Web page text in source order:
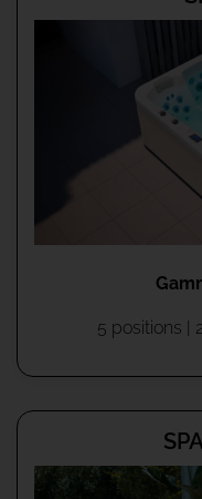
5 positions |